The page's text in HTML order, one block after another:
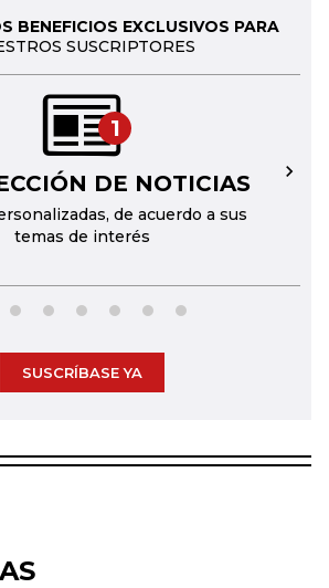
BENEFICIOS EXCLUSIVOS PARA
SUSCRIPTORES
1
DE NOTICIAS
de acuerdo a sus
temas de interés
→
SUSCRÍBASE YA